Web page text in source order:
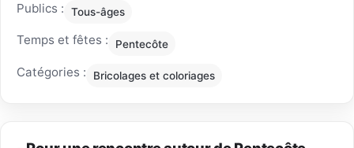
Publics : Tous-âges
Temps et fêtes : Pentecôte
Catégories : Bricolages et coloriages